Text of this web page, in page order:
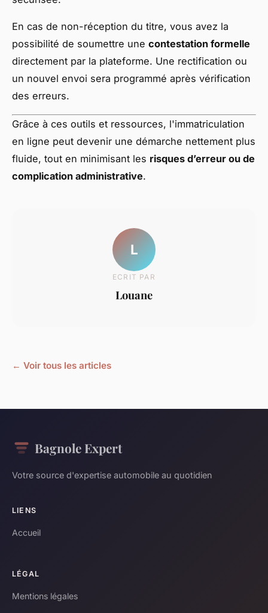
En cas de non-réception du titre, vous avez la
possibilité de soumettre une contestation formelle
directement par la plateforme. Une rectification ou
un nouvel envoi sera programmé après vérification
des erreurs.
Grâce à ces outils et ressources, l'immatriculation
en ligne peut devenir une démarche nettement plus
fluide, tout en minimisant les risques d’erreur ou de
complication administrative.
L
ECRIT PAR
Louane
← Voir tous les articles
Bagnole Expert
Votre source d'expertise automobile au quotidien
LIENS
Accueil
LÉGAL
Mentions légales